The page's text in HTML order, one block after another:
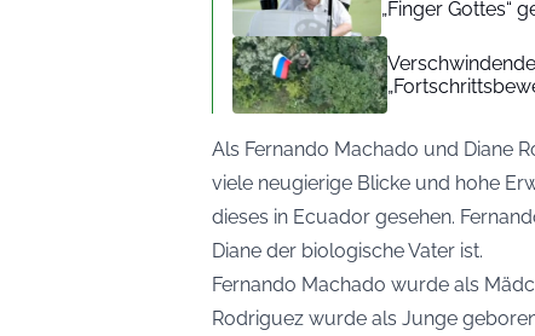
„Finger Gottes“
Als Fernando Machado und Diane
viele neugierige Blicke und hohe
dieses in Ecuador gesehen.
Diane der biologische Vater ist.
Fernando Machado wurde als
Rodriguez wurde als Junge